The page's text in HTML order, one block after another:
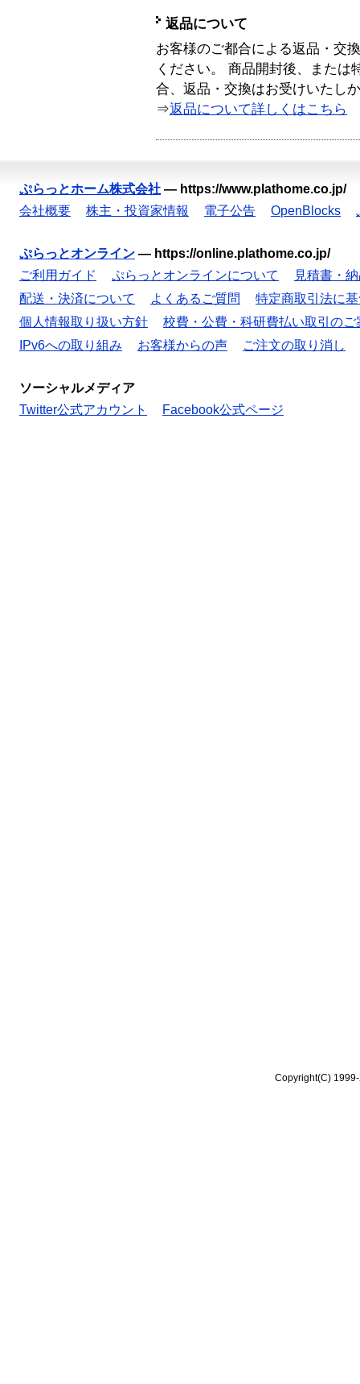
返品について
お客様のご都合による返品・交
ください。 商品開封後、または
合、返品・交換はお受けいたし
⇒返品について詳しくはこちら
ぷらっとホーム株式会社 — https://www.plathome.co.jp/
会社概要
株主・投資家情報 電子公告 OpenBlocks
ぷらっとオンライン — https://online.plathome.co.jp/
ご利用ガイド
ぷらっとオンラインについて
見積書・
配送・決済について
よくあるご質問
特定商取引法に
個人情報取り扱い方針
校費・公費・科研費払い取引のご
IPv6への取り組み
お客様からの声 ご注文の取り消し
ソーシャルメディア
Twitter公式アカウント
Facebook公式ページ
Copyright(C)